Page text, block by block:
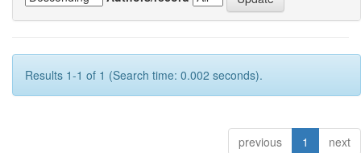
Results 1-1 of 1 (Search time: 0.002 seconds).
previous 1 next